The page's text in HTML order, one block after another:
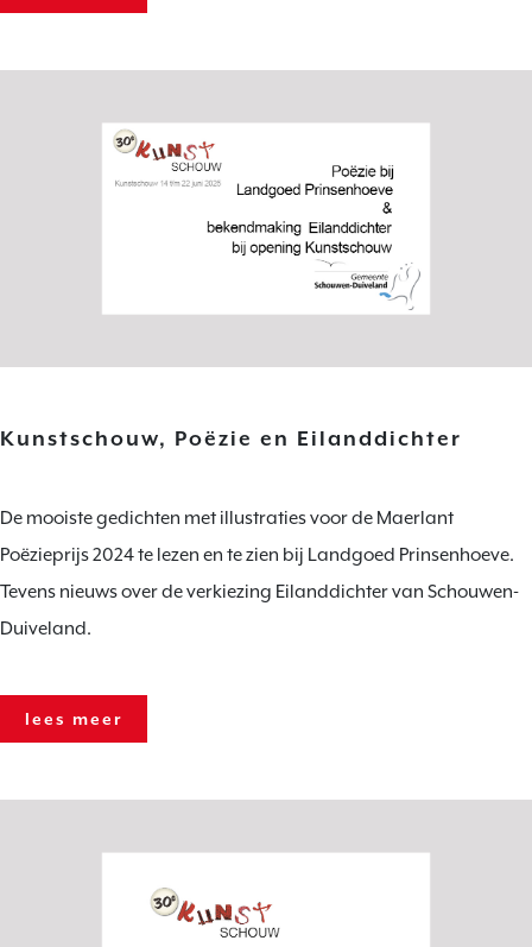
Kunstschouw, Poëzie en Eilanddichter
De mooiste gedichten met illustraties voor de Maerlant
Poëzieprijs 2024 te lezen en te zien bij Landgoed Prinsenhoeve.
Tevens nieuws over de verkiezing Eilanddichter van Schouwen-
Duiveland.
lees meer